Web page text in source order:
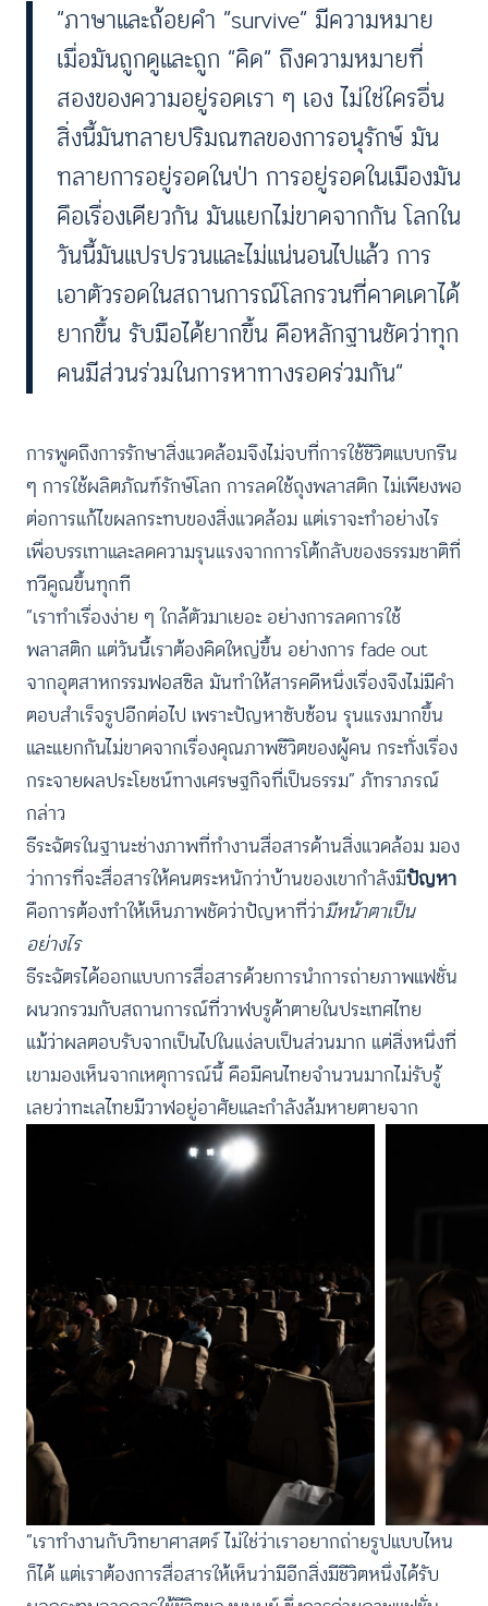
“ภาษาและถ้อยคำ “survive“ มีความหมาย
เมื่อมันถูกดูและถูก “คิด” ถึงความหมายที่
สองของความอยู่รอดเรา ๆ เอง ไม่ใช่ใครอื่น
สิ่งนี้มันทลายปริมณฑลของการอนุรักษ์ มัน
ทลายการอยู่รอดในป่า การอยู่รอดในเมืองมัน
คือเรื่องเดียวกัน มันแยกไม่ขาดจากกัน โลกใน
วันนี้มันแปรปรวนและไม่แน่นอนไปแล้ว การ
เอาตัวรอดในสถานการณ์โลกรวนที่คาดเดาได้
ยากขึ้น รับมือได้ยากขึ้น คือหลักฐานชัดว่าทุก
คนมีส่วนร่วมในการหาทางรอดร่วมกัน”
การพูดถึงการรักษาสิ่งแวดล้อมจึงไม่จบที่การใช้ชีวิตแบบกรีน
ๆ การใช้ผลิตภัณฑ์รักษ์โลก การลดใช้ถุงพลาสติก ไม่เพียงพอ
ต่อการแก้ไขผลกระทบของสิ่งแวดล้อม แต่เราจะทำอย่างไร
เพื่อบรรเทาและลดความรุนแรงจากการโต้กลับของธรรมชาติที่
ทวีคูณขึ้นทุกที
“เราทำเรื่องง่าย ๆ ใกล้ตัวมาเยอะ อย่างการลดการใช้
พลาสติก แต่วันนี้เราต้องคิดใหญ่ขึ้น อย่างการ fade out
จากอุตสาหกรรมฟอสซิล มันทำให้สารคดีหนึ่งเรื่องจึงไม่มีคำ
ตอบสำเร็จรูปอีกต่อไป เพราะปัญหาซับซ้อน รุนแรงมากขึ้น
และแยกกันไม่ขาดจากเรื่องคุณภาพชีวิตของผู้คน กระทั่งเรื่อง
กระจายผลประโยชน์ทางเศรษฐกิจที่เป็นธรรม” ภัทราภรณ์
กล่าว
ธีระฉัตรในฐานะช่างภาพที่ทำงานสื่อสารด้านสิ่งแวดล้อม มอง
ว่าการที่จะสื่อสารให้คนตระหนักว่าบ้านของเขากำลังมีปัญหา
คือการต้องทำให้เห็นภาพชัดว่าปัญหาที่ว่ามีหน้าตาเป็น
อย่างไร
ธีระฉัตรได้ออกแบบการสื่อสารด้วยการนำการถ่ายภาพแฟชั่น
ผนวกรวมกับสถานการณ์ที่วาฬบรูด้าตายในประเทศไทย
แม้ว่าผลตอบรับจากเป็นไปในแง่ลบเป็นส่วนมาก แต่สิ่งหนึ่งที่
เขามองเห็นจากเหตุการณ์นี้ คือมีคนไทยจำนวนมากไม่รับรู้
เลยว่าทะเลไทยมีวาฬอยู่อาศัยและกำลังล้มหายตายจาก
“เราทำงานกับวิทยาศาสตร์ ไม่ใช่ว่าเราอยากถ่ายรูปแบบไหน
ก็ได้ แต่เราต้องการสื่อสารให้เห็นว่ามีอีกสิ่งมีชีวิตหนึ่งได้รับ